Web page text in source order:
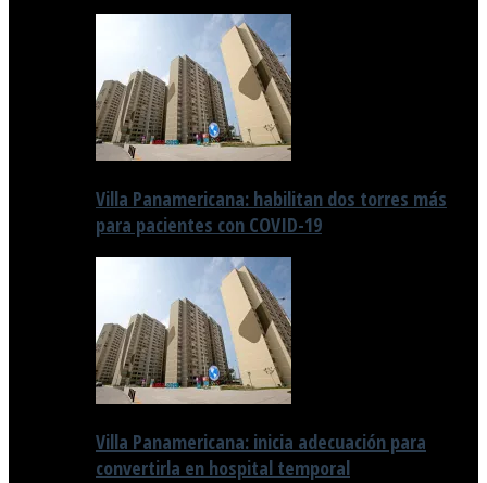
Villa Panamericana: habilitan dos torres más
para pacientes con COVID-19
Villa Panamericana: inicia adecuación para
convertirla en hospital temporal